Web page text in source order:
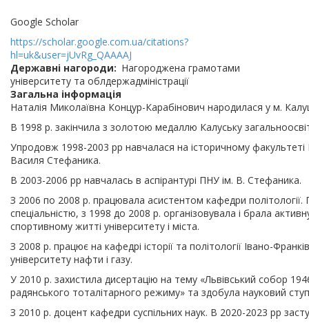
Google Scholar
https://scholar.google.com.ua/citations?
hl=uk&user=jUvRg_QAAAAJ
Державні нагороди
Нагороджена грамотами
університету та облдержадміністрації
Загальна інформація
Наталія Миколаївна Концур-Карабінович народилася у м.
В 1998 р. закінчила з золотою медаллю Калуську
Упродовж 1998-2003 рр навчалася на історичному факультеті
Василя Стефаника.
В 2003-2006 рр навчалась в аспірантурі ПНУ ім. В. Стефаника.
З 2006 по 2008 р. працювала асистентом кафедри
спеціальністю, з 1998 до 2008 р. організовувала і брала
спортивному житті університету і міста.
З 2008 р. працює на кафедрі історії та політології Івано-
університету нафти і газу.
У 2010 р. захистила дисертацію на тему «Львівський собор
радянського тоталітарного режиму» та здобула науковий
З 2010 р. доцент кафедри суспільних наук. В 2020-2023 рр